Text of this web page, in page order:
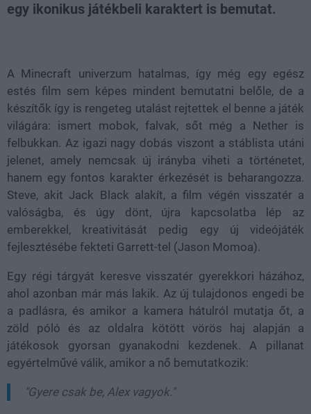
egy ikonikus játékbeli karaktert is bemutat.
A Minecraft univerzum hatalmas, így még egy egész
estés film sem képes mindent bemutatni belőle, de a
készítők így is rengeteg utalást rejtettek el benne a játék
világára: ismert mobok, falvak, sőt még a Nether is
felbukkan. Az igazi nagy dobás viszont a stáblista utáni
jelenet, amely nemcsak új irányba viheti a történetet,
hanem egy fontos karakter érkezését is beharangozza.
Steve, akit Jack Black alakít, a film végén visszatér a
valóságba, és úgy dönt, újra kapcsolatba lép az
emberekkel, kreativitását pedig egy új videójáték
fejlesztésébe fekteti Garrett-tel (Jason Momoa).
Egy régi tárgyát keresve visszatér gyerekkori házához,
ahol azonban már más lakik. Az új tulajdonos engedi be
a padlásra, és amikor a kamera hátulról mutatja őt, a
zöld póló és az oldalra kötött vörös haj alapján a
játékosok gyorsan gyanakodni kezdenek. A pillanat
egyértelművé válik, amikor a nő bemutatkozik:
"Gyere csak be, Alex vagyok."